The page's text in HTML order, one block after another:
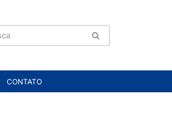
CONTATO